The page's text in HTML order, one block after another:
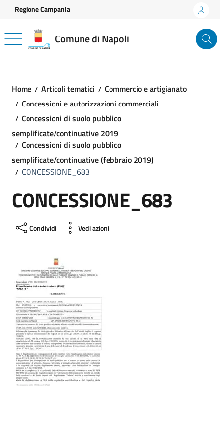
Vai ai contenuti
Vai al footer
Regione Campania
Comune di Napoli
Home Articoli tematici
Commercio e artigianato
Concessioni e autorizzazioni commerciali
Concessioni di suolo pubblico
semplificate/continuative 2019
Concessioni di suolo pubblico
semplificate/continuative (febbraio 2019)
CONCESSIONE_683
CONCESSIONE_683
Condividi Vedi azioni